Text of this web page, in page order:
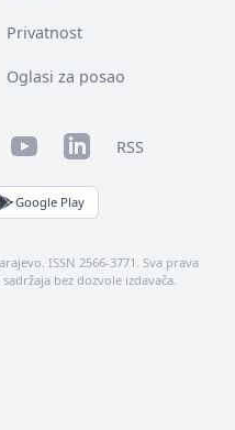
Privatnost
Oglasi za posao
YouTubeLinkedInRSS
Google Play
ISSN 2566-3771. Sva prava
bez dozvole izdavača.